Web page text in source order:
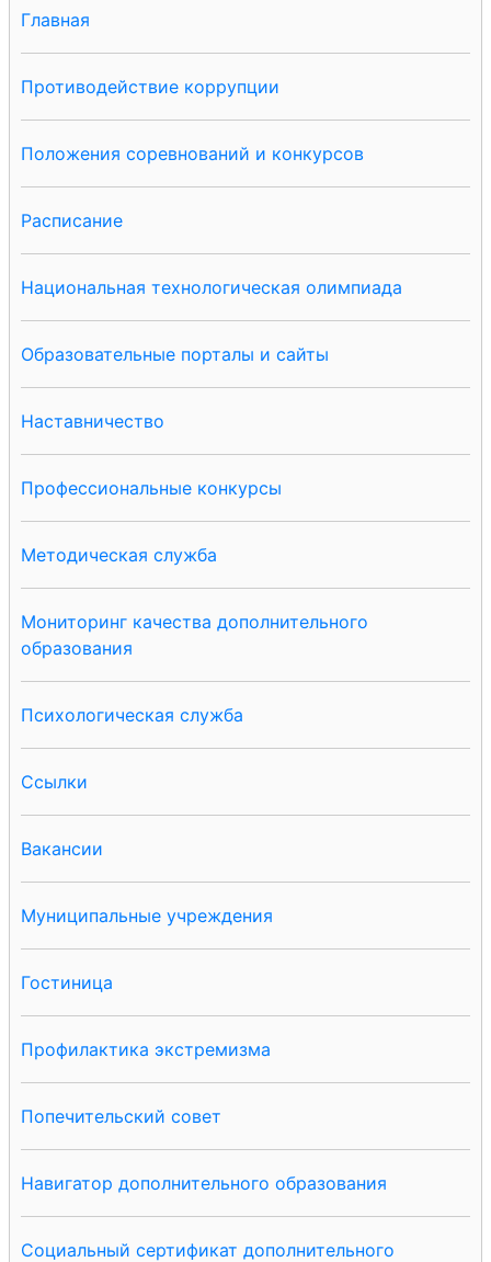
Главная
Противодействие коррупции
Положения соревнований и конкурсов
Расписание
Национальная технологическая олимпиада
Образовательные порталы и сайты
Наставничество
Профессиональные конкурсы
Методическая служба
Мониторинг качества дополнительного
образования
Психологическая служба
Ссылки
Вакансии
Муниципальные учреждения
Гостиница
Профилактика экстремизма
Попечительский совет
Навигатор дополнительного образования
Социальный сертификат дополнительного